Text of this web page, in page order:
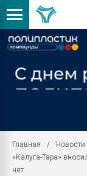
Главная
Новости
«Калуга-Тара»
нет